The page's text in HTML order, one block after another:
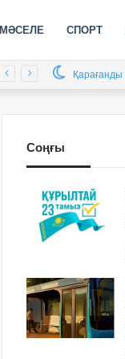
МӘСЕЛЕ СПОРТ
Қарағанды
Соңғы